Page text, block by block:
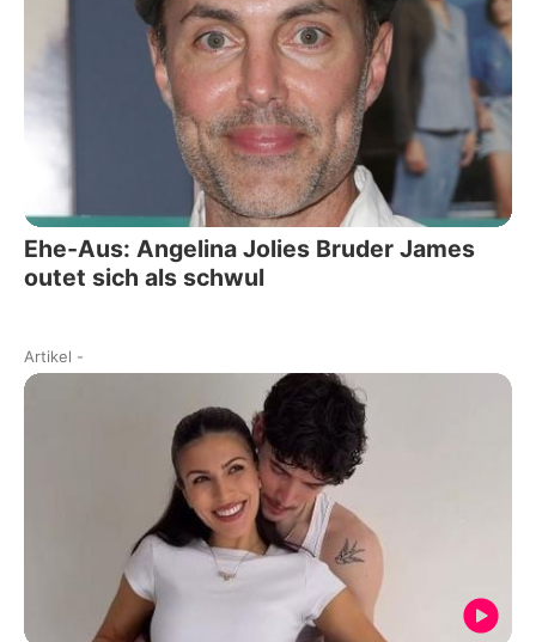
Ehe-Aus: Angelina Jolies Bruder James
outet sich als schwul
Artikel -